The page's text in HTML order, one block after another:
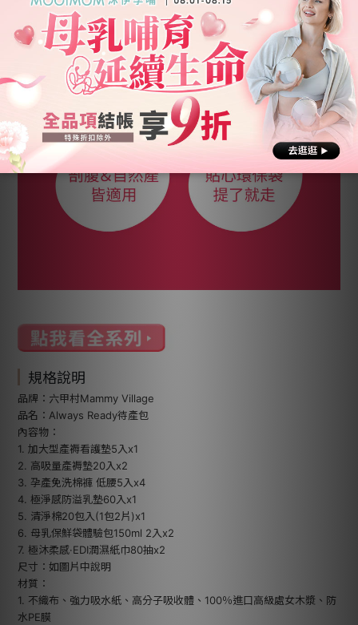
規格說明
品牌：六甲村Mammy Village
品名：Always Ready待產包
內容物：
1. 加大型產褥看護墊5入x1
2. 高吸量產褥墊20入x2
3. 孕產免洗棉褲 低腰5入x4
4. 極淨感防溢乳墊60入x1
5. 清淨棉20包入(1包2片)x1
6. 母乳保鮮袋體驗包150ml 2入x2
7. 極沐柔感·EDI潤濕紙巾80抽x2
尺寸：如圖片中說明
材質：
1. 不織布、強力吸水紙、高分子吸收體、100％進口高級處女木漿、防
水PE膜